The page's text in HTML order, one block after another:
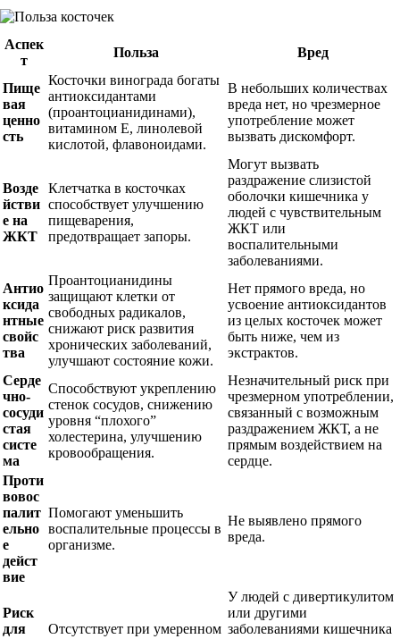
Аспек
т
Польза Вред
Пище
вая
ценно
сть
Косточки винограда богаты
антиоксидантами
(проантоцианидинами),
витамином Е, линолевой
кислотой, флавоноидами.
В небольших количествах
вреда нет, но чрезмерное
употребление может
вызвать дискомфорт.
Возде
йстви
е на
ЖКТ
Клетчатка в косточках
способствует улучшению
пищеварения,
предотвращает запоры.
Могут вызвать
раздражение слизистой
оболочки кишечника у
людей с чувствительным
ЖКТ или
воспалительными
заболеваниями.
Антио
ксида
нтные
свойс
тва
Проантоцианидины
защищают клетки от
свободных радикалов,
снижают риск развития
хронических заболеваний,
улучшают состояние кожи.
Нет прямого вреда, но
усвоение антиоксидантов
из целых косточек может
быть ниже, чем из
экстрактов.
Серде
чно-
сосуди
стая
систе
ма
Способствуют укреплению
стенок сосудов, снижению
уровня “плохого”
холестерина, улучшению
кровообращения.
Незначительный риск при
чрезмерном употреблении,
связанный с возможным
раздражением ЖКТ, а не
прямым воздействием на
сердце.
Проти
вовос
палит
ельно
е
дейст
вие
Помогают уменьшить
воспалительные процессы в
организме.
Не выявлено прямого
вреда.
Риск
для
Отсутствует при умеренном
У людей с дивертикулитом
или другими
заболеваниями кишечника